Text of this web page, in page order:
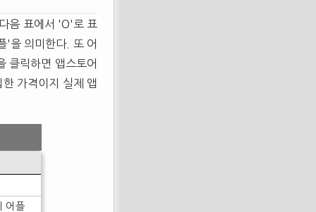
음 표에서 'O'로 표
'을 의미한다. 또 어
클릭하면 앱스토어
가격이지 실제 앱
어플